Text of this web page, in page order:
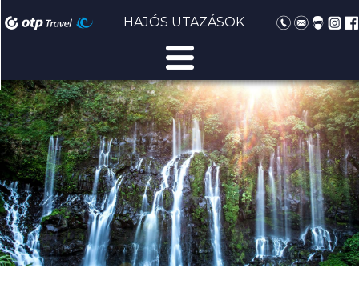
HAJÓS UTAZÁSOK